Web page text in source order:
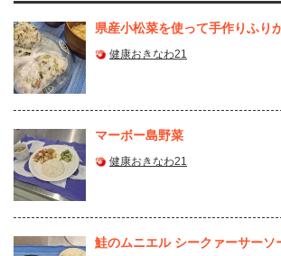
県産⼩松菜を使って⼿作りふり
健康おきなわ21
マーボー島野菜
健康おきなわ21
鮭のムニエル シークァーサーソ